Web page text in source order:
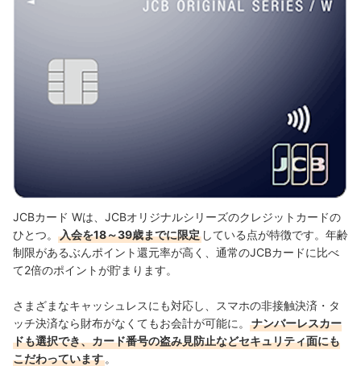
JCBカード Wは、JCBオリジナルシリーズのクレジットカードの
ひとつ。
入会を18～39歳までに限定 している点が特徴です。年齢
制限があるぶんポイント還元率が高く、通常のJCBカードに比べ
て2倍のポイントが貯まります。
さまざまなキャッシュレスにも対応し、スマホの非接触決済・タ
ッチ決済なら財布がなくてもお会計が可能に。
ナンバーレスカー
ドも選択でき、カード番号の盗み見防止などセキュリティ面にも
こだわっています 。